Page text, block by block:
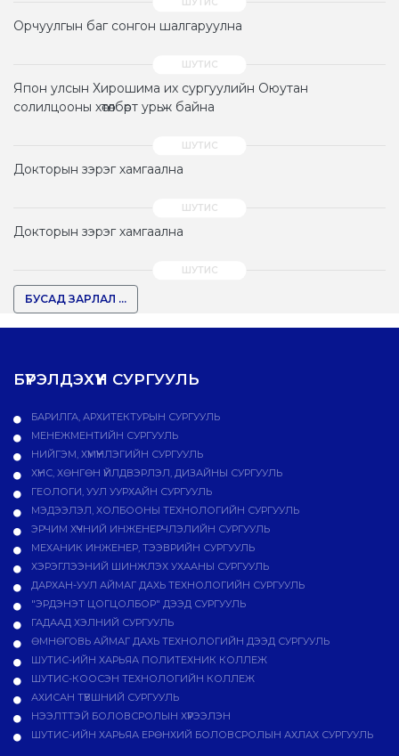
Орчуулгын баг сонгон шалгаруулна
Япон улсын Хирошима их сургуулийн Оюутан
солилцооны хөтөлбөрт урьж байна
Докторын зэрэг хамгаална
Докторын зэрэг хамгаална
БУСАД ЗАРЛАЛ ...
БҮРЭЛДЭХҮҮН СУРГУУЛЬ
БАРИЛГА, АРХИТЕКТУРЫН СУРГУУЛЬ
МЕНЕЖМЕНТИЙН СУРГУУЛЬ
НИЙГЭМ, ХҮМҮҮНЛЭГИЙН СУРГУУЛЬ
ХҮНС, ХӨНГӨН ҮЙЛДВЭРЛЭЛ, ДИЗАЙНЫ СУРГУУЛЬ
ГЕОЛОГИ, УУЛ УУРХАЙН СУРГУУЛЬ
МЭДЭЭЛЭЛ, ХОЛБООНЫ ТЕХНОЛОГИЙН СУРГУУЛЬ
ЭРЧИМ ХҮЧНИЙ ИНЖЕНЕРЧЛЭЛИЙН СУРГУУЛЬ
МЕХАНИК ИНЖЕНЕР, ТЭЭВРИЙН СУРГУУЛЬ
ХЭРЭГЛЭЭНИЙ ШИНЖЛЭХ УХААНЫ СУРГУУЛЬ
ДАРХАН-УУЛ АЙМАГ ДАХЬ ТЕХНОЛОГИЙН СУРГУУЛЬ
"ЭРДЭНЭТ ЦОГЦОЛБОР" ДЭЭД СУРГУУЛЬ
ГАДААД ХЭЛНИЙ СУРГУУЛЬ
ӨМНӨГОВЬ АЙМАГ ДАХЬ ТЕХНОЛОГИЙН ДЭЭД СУРГУУЛЬ
ШУТИС-ИЙН ХАРЬЯА ПОЛИТЕХНИК КОЛЛЕЖ
ШУТИС-КООСЭН ТЕХНОЛОГИЙН КОЛЛЕЖ
АХИСАН ТҮВШНИЙ СУРГУУЛЬ
НЭЭЛТТЭЙ БОЛОВСРОЛЫН ХҮРЭЭЛЭН
ШУТИС-ИЙН ХАРЬЯА ЕРӨНХИЙ БОЛОВСРОЛЫН АХЛАХ СУРГУУЛЬ